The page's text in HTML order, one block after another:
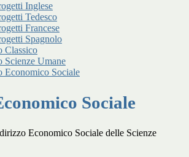
Inglese
Tedesco
Francese
Spagnolo
Classico
Scienze Umane
Economico Sociale
Sociale
Economico Sociale delle Scienze